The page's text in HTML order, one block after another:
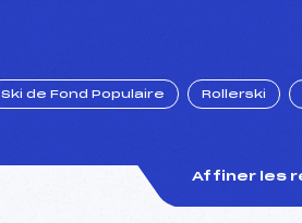
Ski de Fond Populaire Rollerski
Affiner les